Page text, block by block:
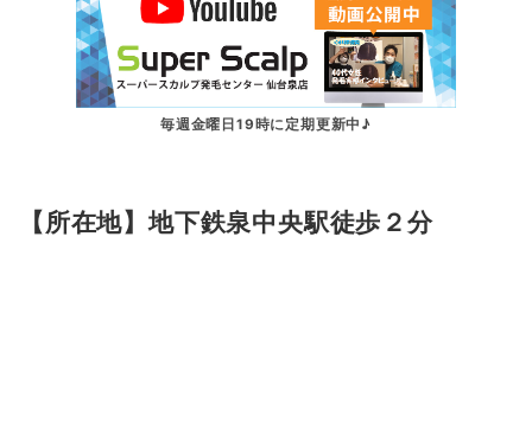
毎週金曜日19時に定期更新中♪
【所在地】地下鉄泉中央駅徒歩２分